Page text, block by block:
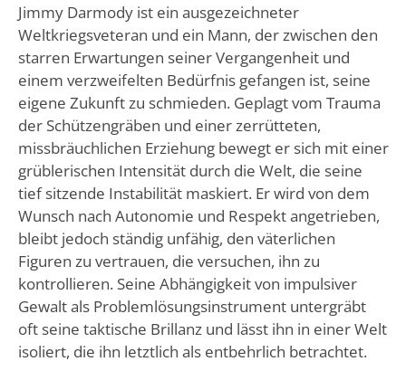
Jimmy Darmody ist ein ausgezeichneter
Weltkriegsveteran und ein Mann, der zwischen den
starren Erwartungen seiner Vergangenheit und
einem verzweifelten Bedürfnis gefangen ist, seine
eigene Zukunft zu schmieden. Geplagt vom Trauma
der Schützengräben und einer zerrütteten,
missbräuchlichen Erziehung bewegt er sich mit einer
grüblerischen Intensität durch die Welt, die seine
tief sitzende Instabilität maskiert. Er wird von dem
Wunsch nach Autonomie und Respekt angetrieben,
bleibt jedoch ständig unfähig, den väterlichen
Figuren zu vertrauen, die versuchen, ihn zu
kontrollieren. Seine Abhängigkeit von impulsiver
Gewalt als Problemlösungsinstrument untergräbt
oft seine taktische Brillanz und lässt ihn in einer Welt
isoliert, die ihn letztlich als entbehrlich betrachtet.